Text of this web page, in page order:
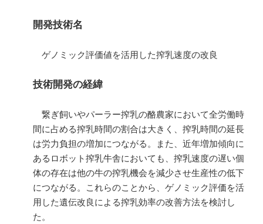
開発技術名
ゲノミック評価値を活用した搾乳速度の改良
技術開発の経緯
繋ぎ飼いやパーラー搾乳の酪農家において全労働時
間に占める搾乳時間の割合は大きく、搾乳時間の延長
は労力負担の増加につながる。また、近年増加傾向に
あるロボット搾乳牛舎においても、搾乳速度の遅い個
体の存在は他の牛の搾乳機会を減少させ生産性の低下
につながる。これらのことから、ゲノミック評価を活
用した遺伝改良による搾乳効率の改善方法を検討し
た。